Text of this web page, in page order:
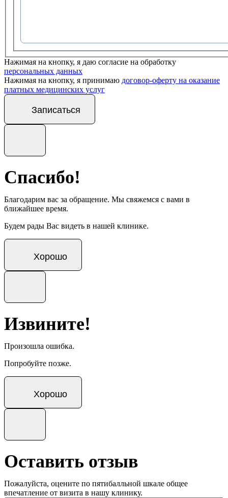
Нажимая на кнопку, я даю согласие на обработку
персональных данных
Нажимая на кнопку, я принимаю договор-оферту на оказание
платных медицинских услуг
Записаться
Спасибо!
Благодарим вас за обращение. Мы свяжемся с вами в
ближайшее время.
Будем рады Вас видеть в нашей клинике.
Хорошо
Извините!
Произошла ошибка.
Попробуйте позже.
Хорошо
Оставить отзыв
Пожалуйста, оцените по пятибалльной шкале общее
впечатление от визита в нашу клинику.